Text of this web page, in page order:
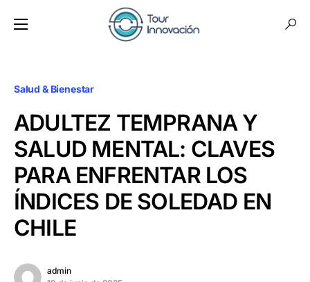
Salud & Bienestar
ADULTEZ TEMPRANA Y
SALUD MENTAL: CLAVES
PARA ENFRENTAR LOS
ÍNDICES DE SOLEDAD EN
CHILE
admin